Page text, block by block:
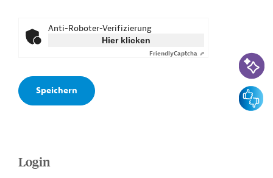
Anti-Roboter-Verifizierung
Hier klicken
FriendlyCaptcha ⇗
Login
KI-